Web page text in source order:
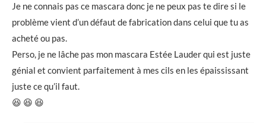
Je ne connais pas ce mascara donc je ne peux pas te dire si le
problème vient d’un défaut de fabrication dans celui que tu as
acheté ou pas.
Perso, je ne lâche pas mon mascara Estée Lauder qui est juste
génial et convient parfaitement à mes cils en les épaississant
juste ce qu’il faut.
😆 😆 😆